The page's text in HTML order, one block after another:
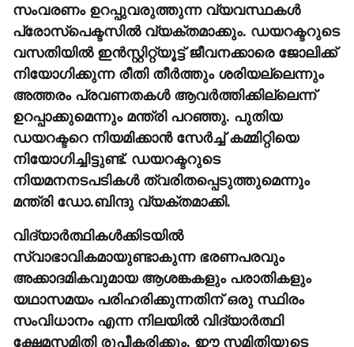
സംവരണം ഉറപ്പുവരുത്തുന്ന വ്യവസ്ഥകൾ
പ്രോസ്പെക്ടസിൽ വ്യക്തമാക്കും. ഡയറക്ടറുടെ
വസതിയിൽ ഇൻസ്റ്റിറ്റ്യൂട്ട് ജീവനക്കാരെ ജോലിക്ക്
നിയോഗിക്കുന്ന രീതി തീർത്തും ശരിയല്ലെന്നും
അത്തരം പ്രവണതകൾ ആവർത്തിക്കില്ലെന്ന്
ഉറപ്പാക്കുമെന്നും മന്ത്രി പറഞ്ഞു. പുതിയ
ഡയറക്ടറെ നിയമിക്കാൻ സേർച്ച് കമ്മിറ്റിയെ
നിയോഗിച്ചിട്ടുണ്ട്. ഡയറക്ടറുടെ
നിയമനനടപടികൾ ത്വരിതപ്പെടുത്തുമെന്നും
മന്ത്രി ഡോ.ബിന്ദു വ്യക്തമാക്കി.
വിദ്യാർത്ഥികൾക്കിടയിൽ
സ്വാഭാവികമായുണ്ടാകുന്ന ഭരണപരവും
അക്കാദമികവുമായ ആശങ്കകളും പരാതികളും
യഥാസമയം പരിഹരിക്കുന്നതിന് ഒരു സ്ഥിരം
സംവിധാനം എന്ന നിലയിൽ വിദ്യാർത്ഥി
ക്ഷേമസമിതി രൂപീകരിക്കും. ഈ സമിതിയുടെ